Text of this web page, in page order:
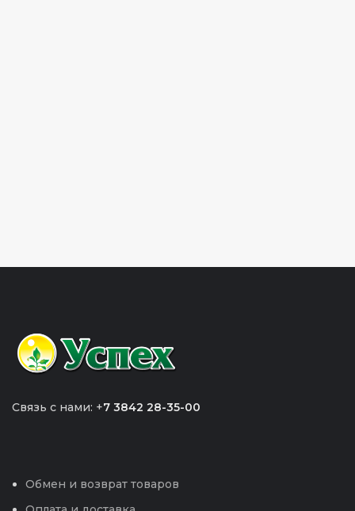
Связь с нами: +7 3842 28-35-00
Обмен и возврат товаров